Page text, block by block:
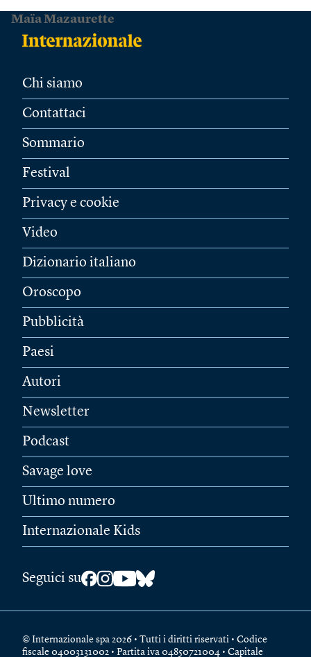
Maïa Mazaurette
Chi siamo
Contattaci
Sommario
Festival
Privacy e cookie
Video
Dizionario italiano
Oroscopo
Pubblicità
Paesi
Autori
Newsletter
Podcast
Savage love
Ultimo numero
Internazionale Kids
Seguici su
© Internazionale spa 2026 • Tutti i diritti riservati • Codice
fiscale 04003131002 • Partita iva 04850721004 • Capitale